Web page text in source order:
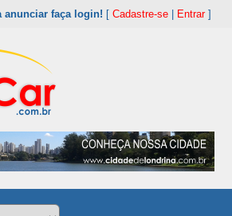
anunciar faça login! [ Cadastre-se| Entrar]